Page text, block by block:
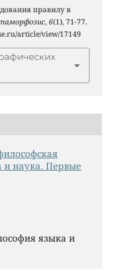
правилу в
,6(1), 71-77.
article/view/17149
и наука. Первые
языка и